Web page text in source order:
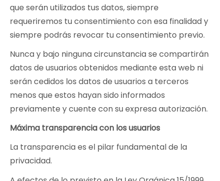
que serán utilizados tus datos, siempre
requeriremos tu consentimiento con esa finalidad y
siempre podrás revocar tu consentimiento previo.
Nunca y bajo ninguna circunstancia se compartirán
datos de usuarios obtenidos mediante esta web ni
serán cedidos los datos de usuarios a terceros
menos que estos hayan sido informados
previamente y cuente con su expresa autorización.
Máxima transparencia con los usuarios
La transparencia es el pilar fundamental de la
privacidad.